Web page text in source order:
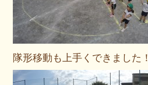
隊形移動も上手くできました！